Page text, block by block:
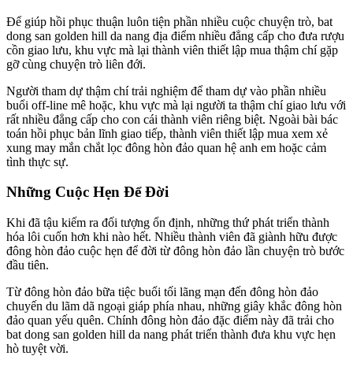
Để giúp hồi phục thuận luôn tiện phần nhiều cuộc chuyện trò, bat
dong san golden hill da nang địa điểm nhiều đẳng cấp cho đưa rượu
cồn giao lưu, khu vực mà lại thành viên thiết lập mua thậm chí gặp
gỡ cùng chuyện trò liên đới.
Người tham dự thậm chí trải nghiệm để tham dự vào phần nhiều
buổi off-line mê hoặc, khu vực mà lại người ta thậm chí giao lưu với
rất nhiều đẳng cấp cho con cái thành viên riêng biệt. Ngoài bài bác
toán hồi phục bản lĩnh giao tiếp, thành viên thiết lập mua xem xẻ
xung may mắn chắt lọc đông hòn đảo quan hệ anh em hoặc cảm
tình thực sự.
Những Cuộc Hẹn Để Đời
Khi đã tậu kiếm ra đối tượng ổn định, những thứ phát triển thành
hóa lôi cuốn hơn khi nào hết. Nhiều thành viên đã giành hữu được
đông hòn đảo cuộc hẹn để đời từ đông hòn đảo lần chuyện trò bước
đầu tiên.
Từ đông hòn đảo bữa tiệc buổi tối lãng mạn đến đông hòn đảo
chuyến du lãm dã ngoại giáp phía nhau, những giây khắc đông hòn
đảo quan yếu quên. Chính đông hòn đảo đặc điểm này đã trải cho
bat dong san golden hill da nang phát triển thành đưa khu vực hẹn
hò tuyệt vời.